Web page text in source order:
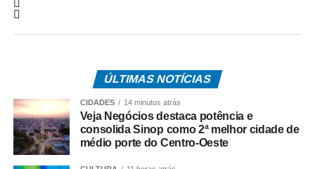
coletivo com a proteção das mulheres e das crianças.
A participação da população é fundamental para
uma sociedade mais segura, acolhedora e comprometida
com a defesa dos direitos de todos.
Caso seja para publicação no portal oficial da Câmara,
também posso deixá-lo no padrão jornalístico com um
lead mais forte e linguagem institucional.
ÚLTIMAS NOTÍCIAS
CIDADES 14 minutos atrás
Veja Negócios destaca potência e
consolida Sinop como 2ª melhor cidade de
médio porte do Centro-Oeste